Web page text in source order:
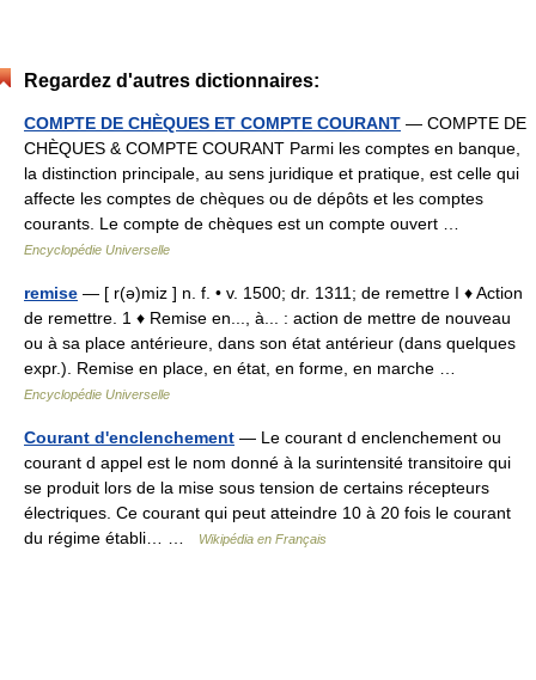
Regardez d'autres dictionnaires:
COMPTE DE CHÈQUES ET COMPTE COURANT — COMPTE DE
CHÈQUES & COMPTE COURANT Parmi les comptes en banque,
la distinction principale, au sens juridique et pratique, est celle qui
affecte les comptes de chèques ou de dépôts et les comptes
courants. Le compte de chèques est un compte ouvert …
Encyclopédie Universelle
remise — [ r(ə)miz ] n. f. • v. 1500; dr. 1311; de remettre I ♦ Action
de remettre. 1 ♦ Remise en..., à... : action de mettre de nouveau
ou à sa place antérieure, dans son état antérieur (dans quelques
expr.). Remise en place, en état, en forme, en marche …
Encyclopédie Universelle
Courant d'enclenchement — Le courant d enclenchement ou
courant d appel est le nom donné à la surintensité transitoire qui
se produit lors de la mise sous tension de certains récepteurs
électriques. Ce courant qui peut atteindre 10 à 20 fois le courant
du régime établi… …
Wikipédia en Français